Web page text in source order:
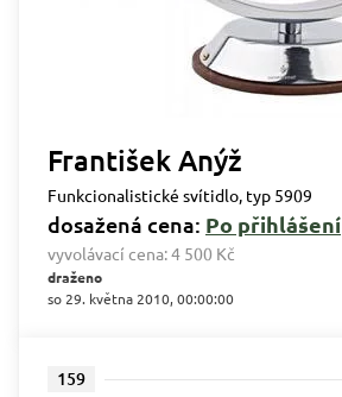
František Anýž
Funkcionalistické svítidlo, typ 5909
dosažená cena: Po přihlášení
vyvolávací cena:4 500 Kč
draženo
so 29. května 2010, 00:00:00
159